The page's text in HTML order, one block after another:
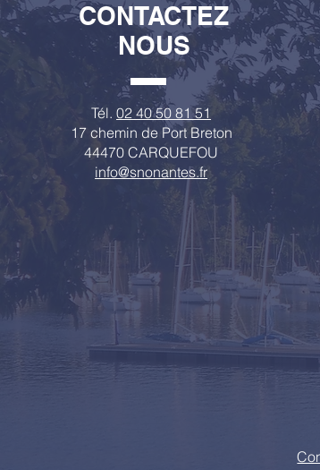
CONTACTEZ
NOUS
Tél.02 40 50 81 51
17 chemin de Port Breton
44470 CARQUEFOU
info@snonantes.fr